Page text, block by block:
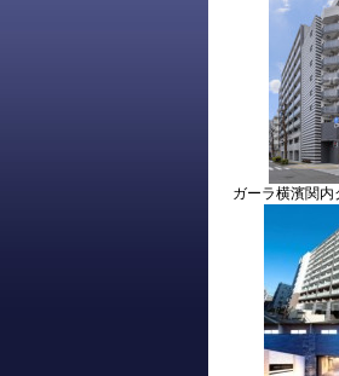
ガーラ横濱関内